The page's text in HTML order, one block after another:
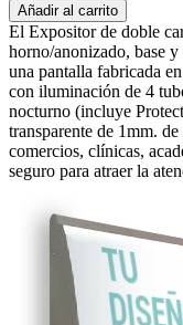
Añadir al carrito
El Expositor de doble
horno/anonizado, base
una pantalla fabricada
con iluminación de 4
nocturno (incluye
transparente de 1mm.
comercios, clínicas,
seguro para atraer la